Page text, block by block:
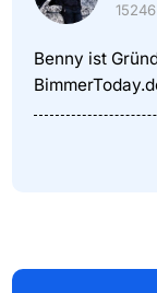
Benny ist